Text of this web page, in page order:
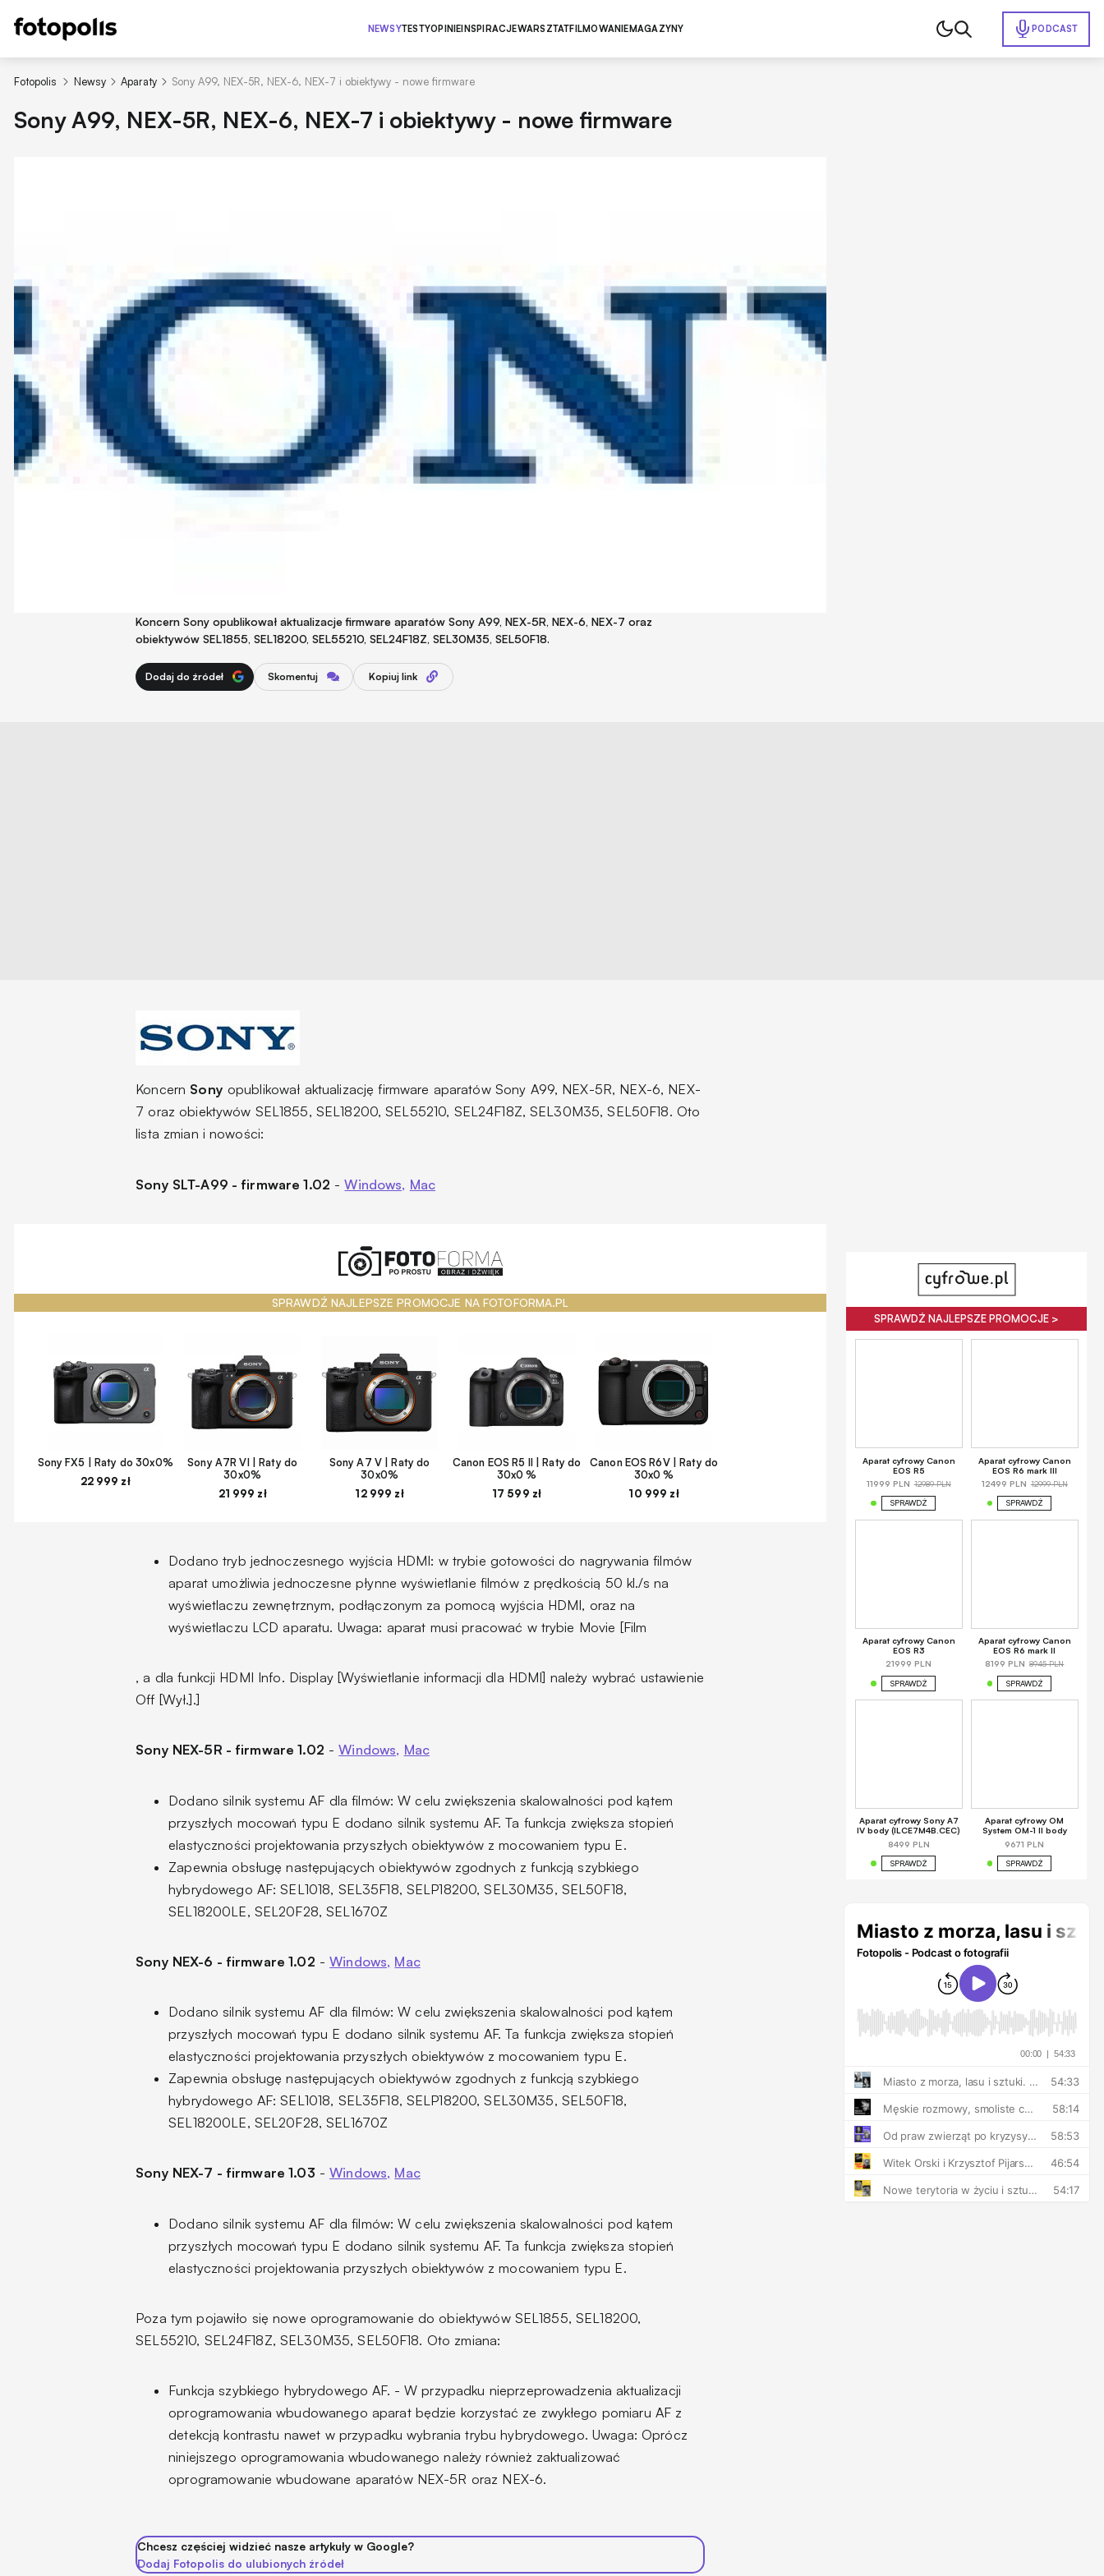
NEWSYTESTYOPINIEINSPIRACJEWARSZTATFILMOWANIEMAGAZYNY PODCAST
Fotopolis Newsy Aparaty Sony A99, NEX-5R, NEX-6, NEX-7 i obiektywy - nowe firmware
Sony A99, NEX-5R, NEX-6, NEX-7 i obiektywy - nowe firmware
Koncern Sony opublikował aktualizacje firmware aparatów Sony A99, NEX-5R, NEX-6, NEX-7 oraz
obiektywów SEL1855, SEL18200, SEL55210, SEL24F18Z, SEL30M35, SEL50F18.
Dodaj do źródeł Skomentuj Kopiuj link
Koncern Sony opublikował aktualizację firmware aparatów Sony A99, NEX-5R, NEX-6, NEX-
7 oraz obiektywów SEL1855, SEL18200, SEL55210, SEL24F18Z, SEL30M35, SEL50F18. Oto
lista zmian i nowości:
Sony SLT-A99 - firmware 1.02 -Windows, Mac
SPRAWDŹ NAJLEPSZE PROMOCJE NA FOTOFORMA.PL
Sony FX5 | Raty do 30x0%
22 999 zł
Sony A7R VI | Raty do
30x0%
21 999 zł
Sony A7 V | Raty do
30x0%
12 999 zł
Canon EOS R5 II | Raty do
30x0 %
17 599 zł
Canon EOS R6V | Raty do
30x0 %
10 999 zł
Dodano tryb jednoczesnego wyjścia HDMI: w trybie gotowości do nagrywania filmów
aparat umożliwia jednoczesne płynne wyświetlanie filmów z prędkością 50 kl./s na
wyświetlaczu zewnętrznym, podłączonym za pomocą wyjścia HDMI, oraz na
wyświetlaczu LCD aparatu. Uwaga: aparat musi pracować w trybie Movie [Film
, a dla funkcji HDMI Info. Display [Wyświetlanie informacji dla HDMI] należy wybrać ustawienie
Off [Wył.].]
Sony NEX-5R - firmware 1.02 -Windows, Mac
Dodano silnik systemu AF dla filmów: W celu zwiększenia skalowalności pod kątem
przyszłych mocowań typu E dodano silnik systemu AF. Ta funkcja zwiększa stopień
elastyczności projektowania przyszłych obiektywów z mocowaniem typu E.
Zapewnia obsługę następujących obiektywów zgodnych z funkcją szybkiego
hybrydowego AF: SEL1018, SEL35F18, SELP18200, SEL30M35, SEL50F18,
SEL18200LE, SEL20F28, SEL1670Z
Sony NEX-6 - firmware 1.02 -Windows, Mac
Dodano silnik systemu AF dla filmów: W celu zwiększenia skalowalności pod kątem
przyszłych mocowań typu E dodano silnik systemu AF. Ta funkcja zwiększa stopień
elastyczności projektowania przyszłych obiektywów z mocowaniem typu E.
Zapewnia obsługę następujących obiektywów zgodnych z funkcją szybkiego
hybrydowego AF: SEL1018, SEL35F18, SELP18200, SEL30M35, SEL50F18,
SEL18200LE, SEL20F28, SEL1670Z
Sony NEX-7 - firmware 1.03 -Windows, Mac
Dodano silnik systemu AF dla filmów: W celu zwiększenia skalowalności pod kątem
przyszłych mocowań typu E dodano silnik systemu AF. Ta funkcja zwiększa stopień
elastyczności projektowania przyszłych obiektywów z mocowaniem typu E.
Poza tym pojawiło się nowe oprogramowanie do obiektywów SEL1855, SEL18200,
SEL55210, SEL24F18Z, SEL30M35, SEL50F18. Oto zmiana:
Funkcja szybkiego hybrydowego AF. - W przypadku nieprzeprowadzenia aktualizacji
oprogramowania wbudowanego aparat będzie korzystać ze zwykłego pomiaru AF z
detekcją kontrastu nawet w przypadku wybrania trybu hybrydowego. Uwaga: Oprócz
niniejszego oprogramowania wbudowanego należy również zaktualizować
oprogramowanie wbudowane aparatów NEX-5R oraz NEX-6.
Chcesz częściej widzieć nasze artykuły w Google?
Dodaj Fotopolis do ulubionych źródeł
SPRAWDŹ NAJLEPSZE PROMOCJE >
Aparat cyfrowy Canon
EOS R5
11999 PLN 12989 PLN
SPRAWDŹ
Aparat cyfrowy Canon
EOS R6 mark III
12499 PLN 12999 PLN
SPRAWDŹ
Aparat cyfrowy Canon
EOS R3
21999 PLN
SPRAWDŹ
Aparat cyfrowy Canon
EOS R6 mark II
8199 PLN 8945 PLN
SPRAWDŹ
Aparat cyfrowy Sony A7
IV body (ILCE7M4B.CEC)
8499 PLN
SPRAWDŹ
Aparat cyfrowy OM
System OM-1 II body
9671 PLN
SPRAWDŹ